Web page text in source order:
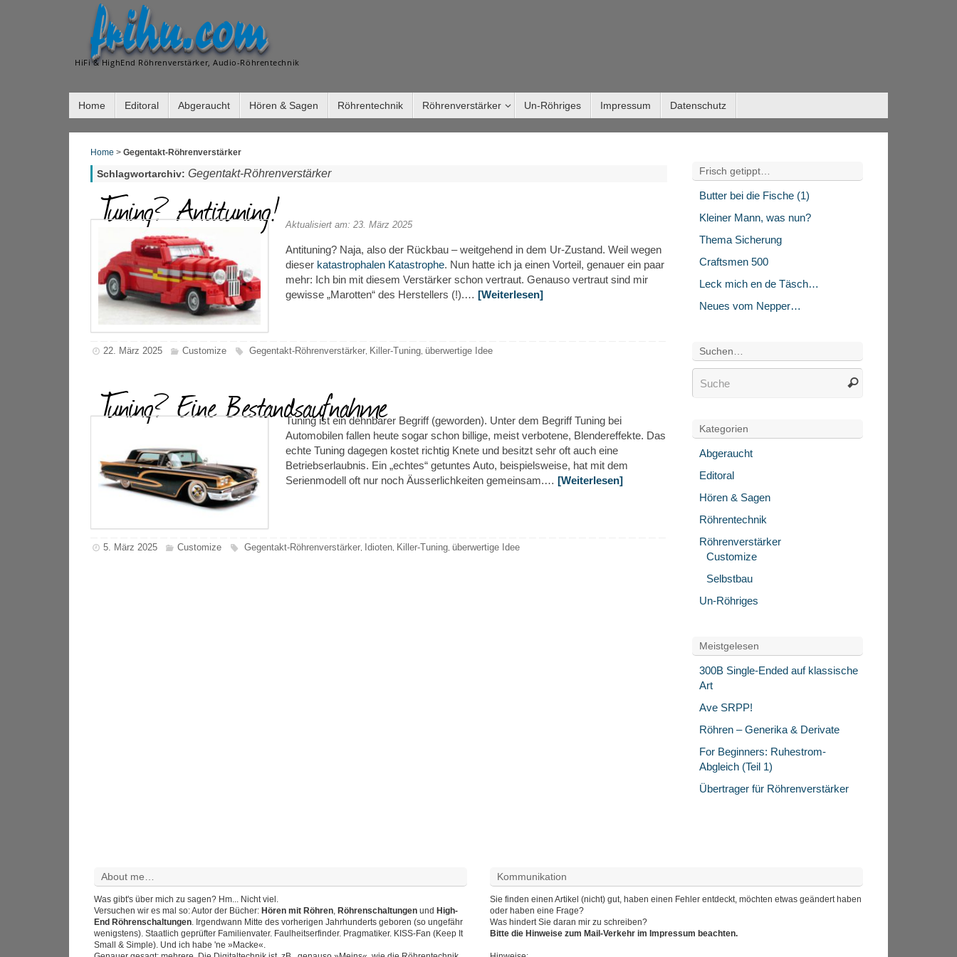
frihu.com
HiFi & HighEnd Röhrenverstärker, Audio-Röhrentechnik
Home Editoral Abgeraucht Hören & Sagen Röhrentechnik Röhrenverstärker Un-Röhriges Impressum Datenschutz
Home > Gegentakt-Röhrenverstärker
Schlagwortarchiv: Gegentakt-Röhrenverstärker
Tuning? Antituning! Aktualisiert am: 23. März 2025
Antituning? Naja, also der Rückbau – weitgehend in dem Ur-Zustand. Weil wegen
dieser katastrophalen Katastrophe. Nun hatte ich ja einen Vorteil, genauer ein paar
mehr: Ich bin mit diesem Verstärker schon vertraut. Genauso vertraut sind mir
gewisse „Marotten“ des Herstellers (!).… [Weiterlesen]
22. März 2025 Customize Gegentakt-Röhrenverstärker, Killer-Tuning, überwertige Idee
Tuning? Eine BestandsaufnahmeTuning ist ein dehnbarer Begriff (geworden). Unter dem Begriff Tuning bei
Automobilen fallen heute sogar schon billige, meist verbotene, Blendereffekte. Das
echte Tuning dagegen kostet richtig Knete und besitzt sehr oft auch eine
Betriebserlaubnis. Ein „echtes“ getuntes Auto, beispielsweise, hat mit dem
Serienmodell oft nur noch Äusserlichkeiten gemeinsam.… [Weiterlesen]
5. März 2025 Customize Gegentakt-Röhrenverstärker, Idioten, Killer-Tuning, überwertige Idee
Frisch getippt…
Butter bei die Fische (1)
Kleiner Mann, was nun?
Thema Sicherung
Craftsmen 500
Leck mich en de Täsch…
Neues vom Nepper…
Suchen…
Kategorien
Abgeraucht
Editoral
Hören & Sagen
Röhrentechnik
Röhrenverstärker
Customize
Selbstbau
Un-Röhriges
Meistgelesen
300B Single-Ended auf klassische
Art
Ave SRPP!
Röhren – Generika & Derivate
For Beginners: Ruhestrom-
Abgleich (Teil 1)
Übertrager für Röhrenverstärker
About me…
Was gibt's über mich zu sagen? Hm... Nicht viel.
Versuchen wir es mal so: Autor der Bücher: Hören mit Röhren, Röhrenschaltungen und High-
End Röhrenschaltungen. Irgendwann Mitte des vorherigen Jahrhunderts geboren (so ungefähr
wenigstens). Staatlich geprüfter Familienvater. Faulheitserfinder. Pragmatiker. KISS-Fan (Keep It
Small & Simple). Und ich habe 'ne »Macke«.
Kommunikation
Sie finden einen Artikel (nicht) gut, haben einen Fehler entdeckt, möchten etwas geändert haben
oder haben eine Frage?
Was hindert Sie daran mir zu schreiben?
Bitte die Hinweise zum Mail-Verkehr im Impressum beachten.